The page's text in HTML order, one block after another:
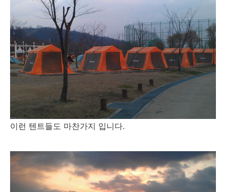
이런 텐트들도 마찬가지 입니다.